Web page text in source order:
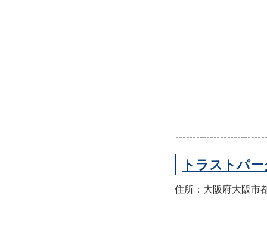
トラストパ
住所：大阪府大阪市